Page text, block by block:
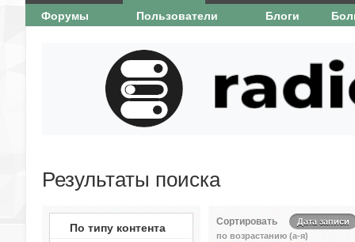
Форумы Пользователи Блоги
Результаты поиска
По типу контента Сортировать
Дата записи
по возрастанию (а-я)